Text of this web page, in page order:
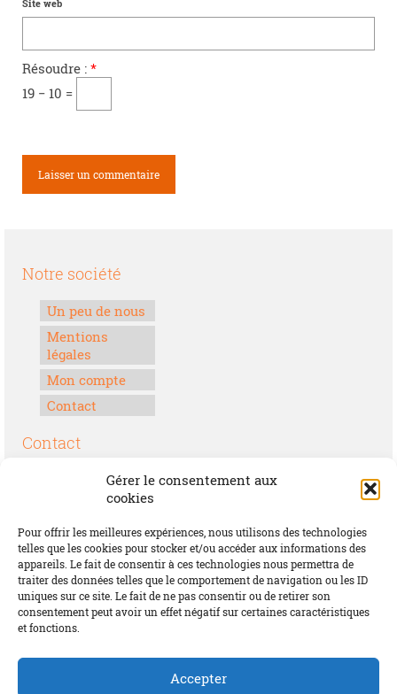
Gérer le consentement aux
cookies
Pour offrir les meilleures expériences, nous utilisons des technologies
telles que les cookies pour stocker et/ou accéder aux informations des
appareils. Le fait de consentir à ces technologies nous permettra de
traiter des données telles que le comportement de navigation ou les ID
uniques sur ce site. Le fait de ne pas consentir ou de retirer son
consentement peut avoir un effet négatif sur certaines caractéristiques
et fonctions.
Accepter
Site web
Résoudre : *
19 − 10 =
Notre société
Un peu de nous
Mentions
légales
Mon compte
Contact
Contact
Boulevard Félix Houphouët-Boigny
contact@offrirdubonheur.com
Blog